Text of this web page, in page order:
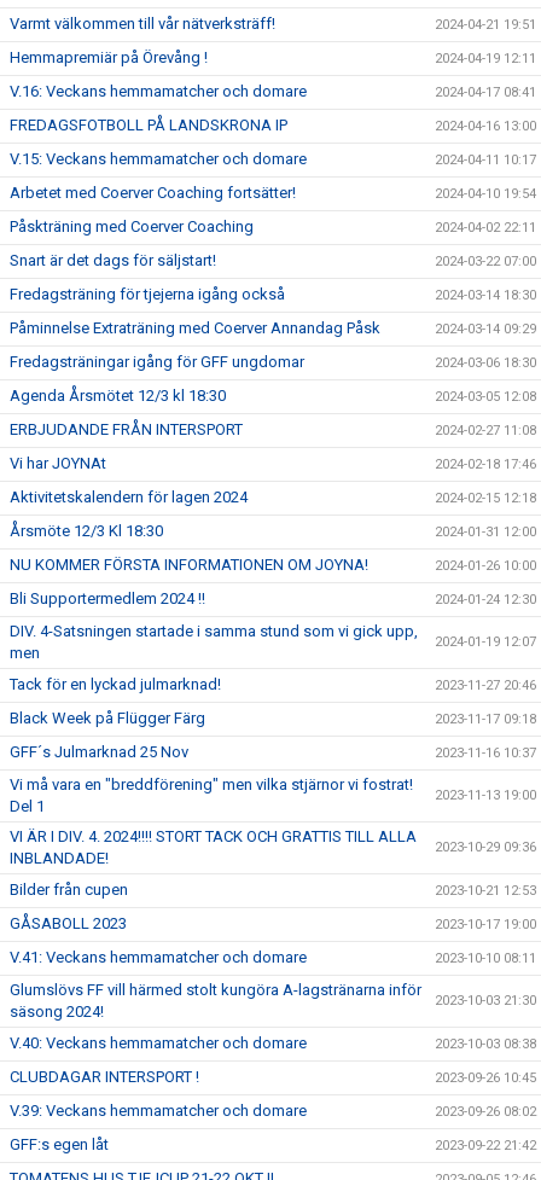
Varmt välkommen till vår nätverksträff! 2024-04-21 19:51
Hemmapremiär på Örevång ! 2024-04-19 12:11
V.16: Veckans hemmamatcher och domare 2024-04-17 08:41
FREDAGSFOTBOLL PÅ LANDSKRONA IP 2024-04-16 13:00
V.15: Veckans hemmamatcher och domare 2024-04-11 10:17
Arbetet med Coerver Coaching fortsätter! 2024-04-10 19:54
Påskträning med Coerver Coaching 2024-04-02 22:11
Snart är det dags för säljstart! 2024-03-22 07:00
Fredagsträning för tjejerna igång också 2024-03-14 18:30
Påminnelse Extraträning med Coerver Annandag Påsk 2024-03-14 09:29
Fredagsträningar igång för GFF ungdomar 2024-03-06 18:30
Agenda Årsmötet 12/3 kl 18:30 2024-03-05 12:08
ERBJUDANDE FRÅN INTERSPORT 2024-02-27 11:08
Vi har JOYNAt 2024-02-18 17:46
Aktivitetskalendern för lagen 2024 2024-02-15 12:18
Årsmöte 12/3 Kl 18:30 2024-01-31 12:00
NU KOMMER FÖRSTA INFORMATIONEN OM JOYNA! 2024-01-26 10:00
Bli Supportermedlem 2024 !! 2024-01-24 12:30
DIV. 4-Satsningen startade i samma stund som vi gick upp,
men
2024-01-19 12:07
Tack för en lyckad julmarknad! 2023-11-27 20:46
Black Week på Flügger Färg 2023-11-17 09:18
GFF´s Julmarknad 25 Nov 2023-11-16 10:37
Vi må vara en "breddförening" men vilka stjärnor vi fostrat!
Del 1
2023-11-13 19:00
VI ÄR I DIV. 4. 2024!!!! STORT TACK OCH GRATTIS TILL ALLA
INBLANDADE!
2023-10-29 09:36
Bilder från cupen 2023-10-21 12:53
GÅSABOLL 2023 2023-10-17 19:00
V.41: Veckans hemmamatcher och domare 2023-10-10 08:11
Glumslövs FF vill härmed stolt kungöra A-lagstränarna inför
säsong 2024!
2023-10-03 21:30
V.40: Veckans hemmamatcher och domare 2023-10-03 08:38
CLUBDAGAR INTERSPORT ! 2023-09-26 10:45
V.39: Veckans hemmamatcher och domare 2023-09-26 08:02
GFF:s egen låt 2023-09-22 21:42